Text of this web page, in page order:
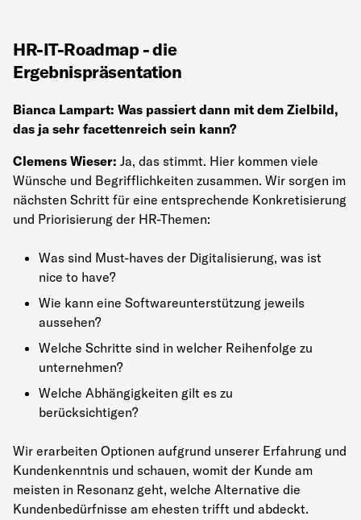
HR-IT-Roadmap - die
Ergebnispräsentation
Bianca Lampart: Was passiert dann mit dem Zielbild,
das ja sehr facettenreich sein kann?
Clemens Wieser: Ja, das stimmt. Hier kommen viele
Wünsche und Begrifflichkeiten zusammen. Wir sorgen im
nächsten Schritt für eine entsprechende Konkretisierung
und Priorisierung der HR-Themen:
Was sind Must-haves der Digitalisierung, was ist
nice to have?
Wie kann eine Softwareunterstützung jeweils
aussehen?
Welche Schritte sind in welcher Reihenfolge zu
unternehmen?
Welche Abhängigkeiten gilt es zu
berücksichtigen?
Wir erarbeiten Optionen aufgrund unserer Erfahrung und
Kundenkenntnis und schauen, womit der Kunde am
meisten in Resonanz geht, welche Alternative die
Kundenbedürfnisse am ehesten trifft und abdeckt.